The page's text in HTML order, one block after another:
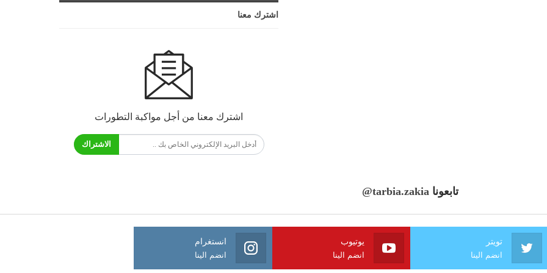
اشترك معنا
اشترك معنا من أجل مواكبة التطورات
الاشتراك
تابعونا @tarbia.zakia
تويتر
انضم الينا
يوتيوب
انضم الينا
انستغرام
انضم الينا